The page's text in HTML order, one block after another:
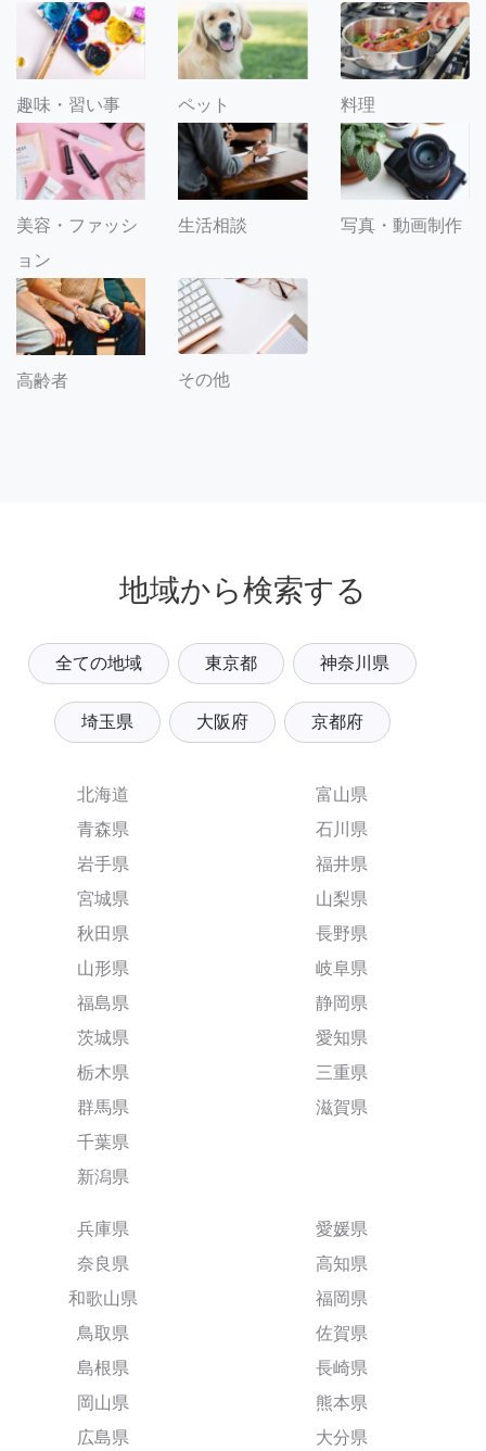
趣味・習い事 ペット 料理
美容・ファッシ
ョン
生活相談 写真・動画制作
高齢者 その他
地域から検索する
全ての地域 東京都 神奈川県
埼玉県 大阪府 京都府
北海道
青森県
岩手県
宮城県
秋田県
山形県
福島県
茨城県
栃木県
群馬県
千葉県
新潟県
富山県
石川県
福井県
山梨県
長野県
岐阜県
静岡県
愛知県
三重県
滋賀県
兵庫県
奈良県
和歌山県
鳥取県
島根県
岡山県
広島県
愛媛県
高知県
福岡県
佐賀県
長崎県
熊本県
大分県